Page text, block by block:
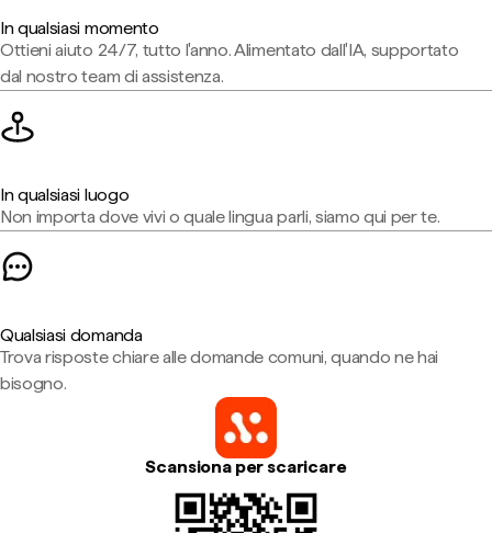
In qualsiasi momento
Ottieni aiuto 24/7, tutto l'anno. Alimentato dall'IA, supportato
dal nostro team di assistenza.
In qualsiasi luogo
Non importa dove vivi o quale lingua parli, siamo qui per te.
Qualsiasi domanda
Trova risposte chiare alle domande comuni, quando ne hai
bisogno.
Scansiona per scaricare